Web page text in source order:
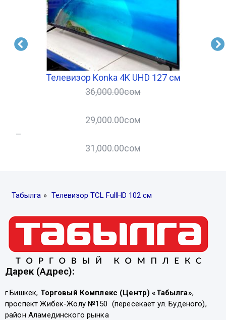
Телевизор Konka 4K UHD 127 см
36,000.00сом
29,000.00сом
–
31,000.00сом
Табылга » Телевизор TCL FullHD 102 см
Дарек (Адрес):
г.Бишкек, Торговый Комплекс (Центр) «Табылга»,
проспект Жибек-Жолу №150 (пересекает ул. Буденого),
район Аламединского рынка